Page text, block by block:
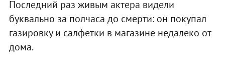
Последний раз живым актера видели
буквально за полчаса до смерти: он покупал
газировку и салфетки в магазине недалеко от
дома.